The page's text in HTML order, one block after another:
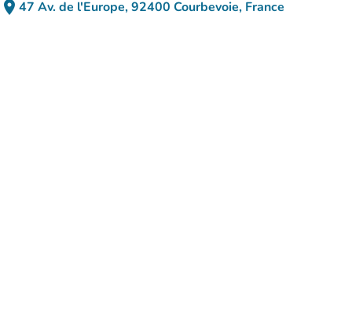
place 47 Av. de l'Europe, 92400 Courbevoie, France
(ouvrir dans Google Maps)
(nouvel onglet)